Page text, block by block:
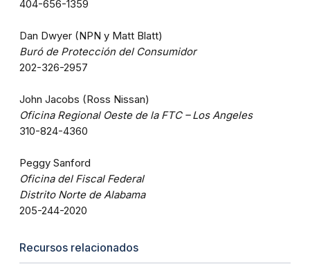
404-656-1359
Dan Dwyer (NPN y Matt Blatt)
Buró de Protección del Consumidor
202-326-2957
John Jacobs (Ross Nissan)
Oficina Regional Oeste de la FTC – Los Angeles
310-824-4360
Peggy Sanford
Oficina del Fiscal Federal
Distrito Norte de Alabama
205-244-2020
Recursos relacionados